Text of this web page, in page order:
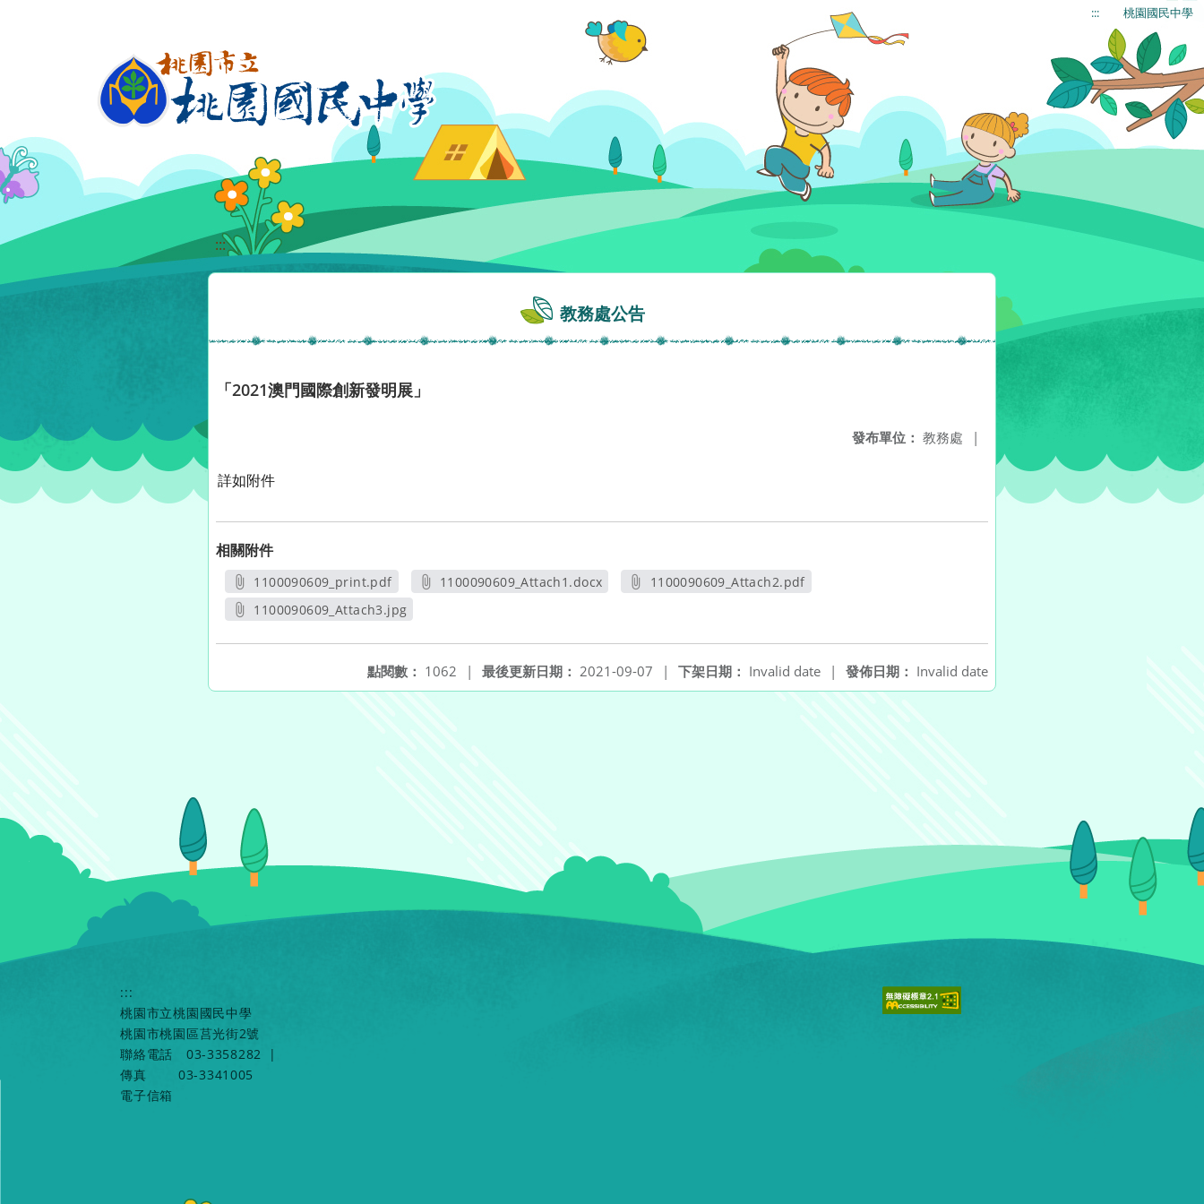
::: 桃園國民中學
:::
教務處公告
「2021澳門國際創新發明展」
發布單位： 教務處 |
詳如附件
相關附件
1100090609_print.pdf
另開新視窗
1100090609_Attach1.docx
1100090609_Attach2.pdf
1100090609_Attach3.jpg
發佈日期： Invalid date
下架日期： Invalid date |
最後更新日期： 2021-09-07 |
點閱數： 1062 |
:::
桃園市立桃園國民中學
桃園市桃園區莒光街2號
聯絡電話
03-3358282
|
傳真
03-3341005
電子信箱